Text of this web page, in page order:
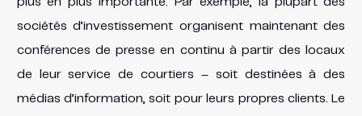
sociétés d’investissement organisent maintenant des
conférences de presse en continu à partir des locaux
de leur service de courtiers – soit destinées à des
médias d’information, soit pour leurs propres clients. Le